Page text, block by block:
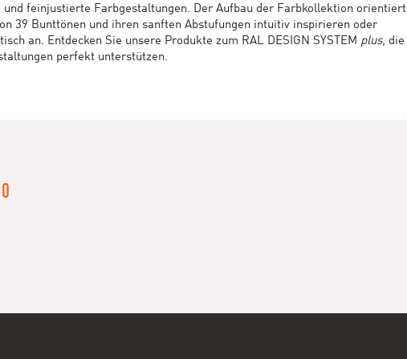
feinjustierte Farbgestaltungen. Der Aufbau der Farbkollektion orientiert
39 Bunttönen und ihren sanften Abstufungen intuitiv inspirieren oder
an. Entdecken Sie unsere Produkte zum RAL DESIGN SYSTEM plus, die
perfekt unterstützen.